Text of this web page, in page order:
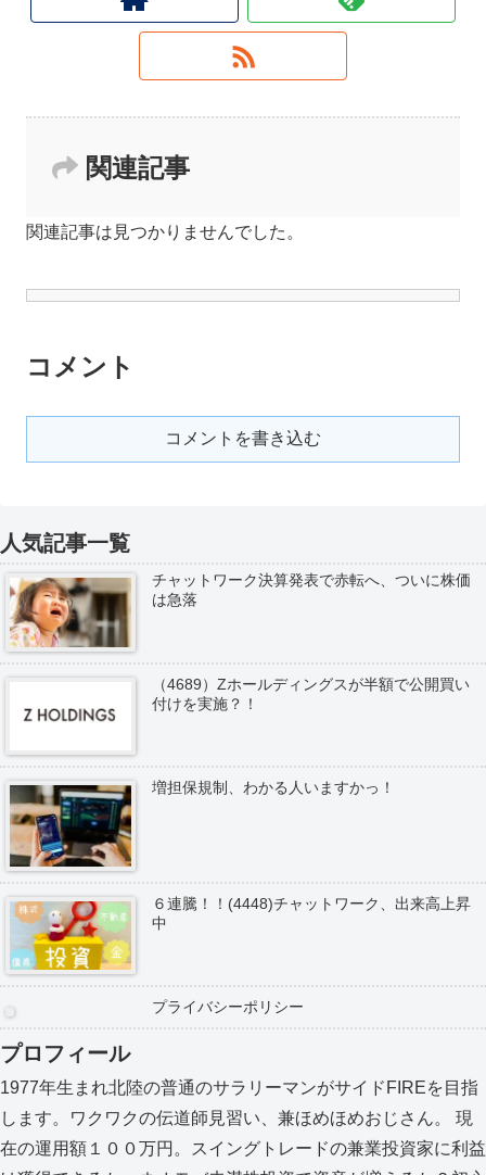
関連記事
関連記事は見つかりませんでした。
コメント
コメントを書き込む
人気記事一覧
チャットワーク決算発表で赤転へ、ついに株価
は急落
（4689）Zホールディングスが半額で公開買い
付けを実施？！
増担保規制、わかる人いますかっ！
６連騰！！(4448)チャットワーク、出来高上昇
中
プライバシーポリシー
プロフィール
1977年生まれ北陸の普通のサラリーマンがサイドFIREを目指
します。ワクワクの伝道師見習い、兼ほめほめおじさん。 現
在の運用額１００万円。スイングトレードの兼業投資家に利益